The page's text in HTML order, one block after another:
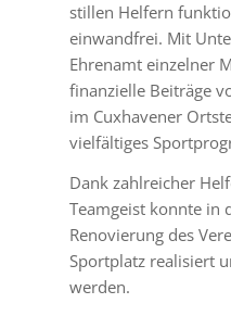
stillen Helfern
einwandfrei. Mit
Ehrenamt einzelner
finanzielle Beiträge
im Cuxhavener
vielfältiges
Dank zahlreicher
Teamgeist konnte in
Renovierung des
Sportplatz realisiert
werden.